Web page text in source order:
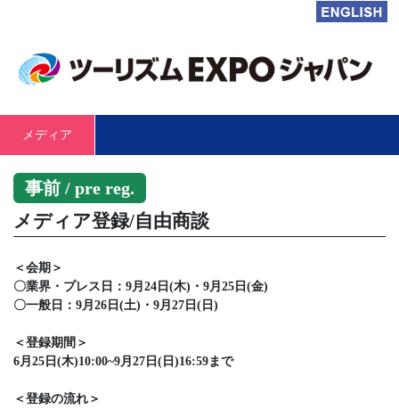
メディア
事前 / pre reg.
メディア登録/自由商談
＜会期＞
〇業界・プレス日：9月24日(木)・9月25日(金)
〇一般日：9月26日(土)・9月27日(日)
＜登録期間＞
6月25日(木)10:00~9月27日(日)16:59まで
＜登録の流れ＞